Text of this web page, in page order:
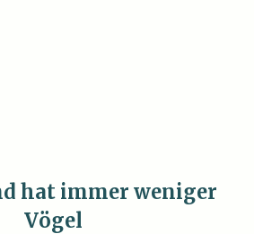
hat immer weniger
Vögel